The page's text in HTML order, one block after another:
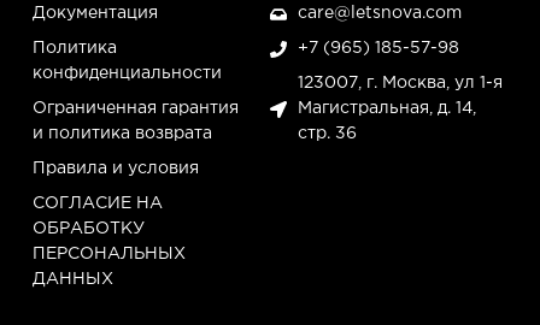
Документация
Политика
конфиденциальности
Ограниченная гарантия
и политика возврата
Правила и условия
СОГЛАСИЕ НА
ОБРАБОТКУ
ПЕРСОНАЛЬНЫХ
ДАННЫХ
care@letsnova.com
+7 (965) 185-57-98
123007, г. Москва, ул 1-я
Магистральная, д. 14,
стр. 36